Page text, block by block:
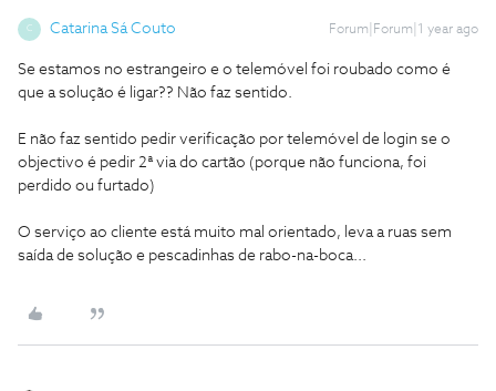
C Catarina Sá Couto Forum|Forum|1 year ago
Se estamos no estrangeiro e o telemóvel foi roubado como é
que a solução é ligar?? Não faz sentido.
E não faz sentido pedir verificação por telemóvel de login se o
objectivo é pedir 2ª via do cartão (porque não funciona, foi
perdido ou furtado)
O serviço ao cliente está muito mal orientado, leva a ruas sem
saída de solução e pescadinhas de rabo-na-boca...